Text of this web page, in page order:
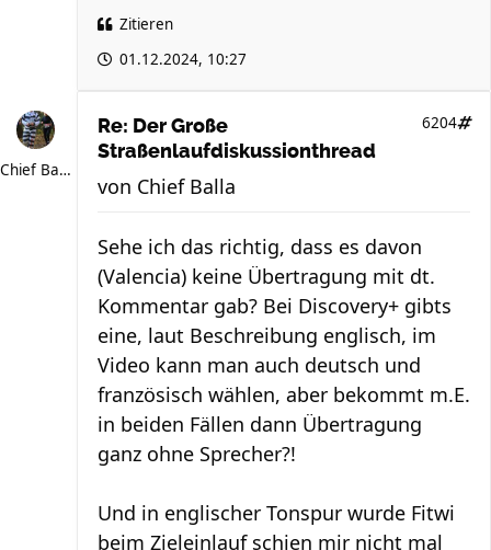
Zitieren
01.12.2024, 10:27
Chief Balla
Re: Der Große
Straßenlaufdiskussionthread
6204
von Chief Balla
Sehe ich das richtig, dass es davon
(Valencia) keine Übertragung mit dt.
Kommentar gab? Bei Discovery+ gibts
eine, laut Beschreibung englisch, im
Video kann man auch deutsch und
französisch wählen, aber bekommt m.E.
in beiden Fällen dann Übertragung
ganz ohne Sprecher?!
Und in englischer Tonspur wurde Fitwi
beim Zieleinlauf schien mir nicht mal